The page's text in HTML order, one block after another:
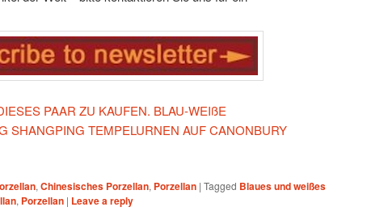
PAAR ZU KAUFEN. BLAU-WEIßE
SHANGPING TEMPELURNEN AUF CANONBURY
, Chinesisches Porzellan, Porzellan | Tagged Blaues und weißes
, Porzellan | Leave a reply